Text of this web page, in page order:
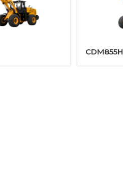
CDM855H